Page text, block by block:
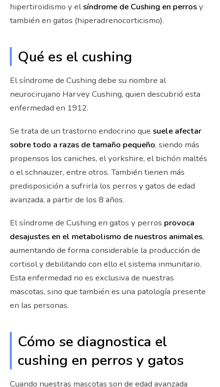
hipertiroidismo y elsíndrome de Cushing en perrosy
también en gatos (hiperadrenocorticismo).
Qué es el cushing
El síndrome de Cushing debe su nombre al
neurocirujano Harvey Cushing, quien descubrió esta
enfermedad en 1912.
Se trata de un trastorno endocrino que suele afectar
sobre todo a razas de tamaño pequeño, siendo más
propensos los caniches, el yorkshire, el bichón maltés
o el schnauzer, entre otros. También tienen más
predisposición a sufrirla los perros y gatos de edad
avanzada, a partir de los 8 años.
El síndrome de Cushing en gatos y perros provoca
desajustes en el metabolismo de nuestros animales,
aumentando de forma considerable la producción de
cortisol y debilitando con ello el sistema inmunitario.
Esta enfermedad no es exclusiva de nuestras
mascotas, sino que también es una patología presente
en las personas.
Cómo se diagnostica el
cushing en perros y gatos
Cuando nuestras mascotas son de edad avanzada